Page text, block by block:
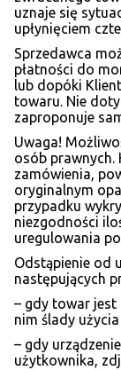
uznaje się
upłynięciem
Sprzedawca
płatności do
lub dopóki
towaru. Nie
zaproponuje
Uwaga!
osób
zamówienia,
oryginalnym
przypadku
niezgodności
uregulowania
Odstąpienie od
następujących
– gdy towar jest
nim ślady
– gdy
użytkownika,